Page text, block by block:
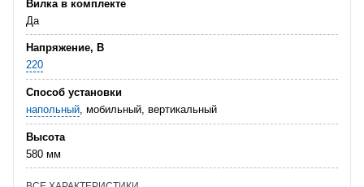
Вилка в комплекте
Да
Напряжение, В
220
Способ установки
напольный, мобильный, вертикальный
Высота
580 мм